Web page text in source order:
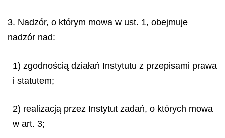
3. Nadzór, o którym mowa w ust. 1, obejmuje
nadzór nad:
1) zgodnością działań Instytutu z przepisami prawa
i statutem;
2) realizacją przez Instytut zadań, o których mowa
w art. 3;